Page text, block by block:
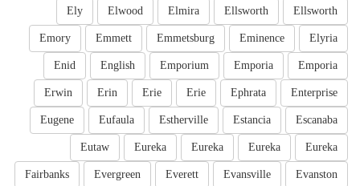
Ellsworth
Ellsworth
Elmira
Elwood
Ely
Elyria
Eminence
Emmetsburg
Emmett
Emory
Emporia
Emporia
Emporium
English
Enid
Enterprise
Ephrata
Erie
Erie
Erin
Erwin
Escanaba
Estancia
Estherville
Eufaula
Eugene
Eureka
Eureka
Eureka
Eureka
Eutaw
Evanston
Evansville
Everett
Evergreen
Fairbanks